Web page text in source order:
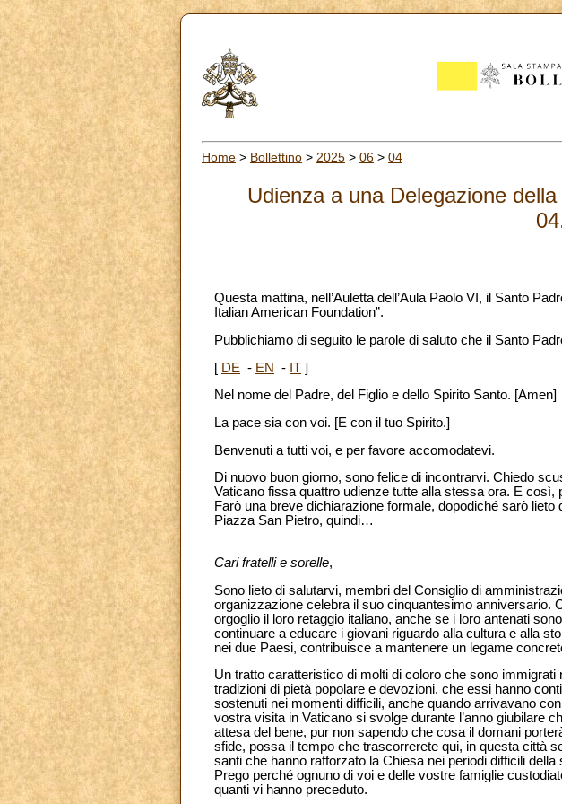
Home > Bollettino > 2025 > 06 > 04
Udienza a una Delegazione
Questa mattina, nell’Auletta dell’Aula Paolo VI, il Santo
Italian American Foundation”.
Pubblichiamo di seguito le parole di saluto che il Santo
[ DE - EN - IT ]
Nel nome del Padre, del Figlio e dello Spirito Santo. [Amen]
La pace sia con voi. [E con il tuo Spirito.]
Benvenuti a tutti voi, e per favore accomodatevi.
Di nuovo buon giorno, sono felice di incontrarvi. Chiedo
Vaticano fissa quattro udienze tutte alla stessa ora. E
Farò una breve dichiarazione formale, dopodiché sarò lieto
Piazza San Pietro, quindi…
Cari fratelli e sorelle,
Sono lieto di salutarvi, membri del Consiglio di
organizzazione celebra il suo cinquantesimo anniversario.
orgoglio il loro retaggio italiano, anche se i loro antenati
continuare a educare i giovani riguardo alla cultura e alla
nei due Paesi, contribuisce a mantenere un legame
Un tratto caratteristico di molti di coloro che sono
tradizioni di pietà popolare e devozioni, che essi hanno
sostenuti nei momenti difficili, anche quando arrivavano
vostra visita in Vaticano si svolge durante l’anno giubilare
attesa del bene, pur non sapendo che cosa il domani
sfide, possa il tempo che trascorrerete qui, in questa città
santi che hanno rafforzato la Chiesa nei periodi difficili
Prego perché ognuno di voi e delle vostre famiglie
quanti vi hanno preceduto.